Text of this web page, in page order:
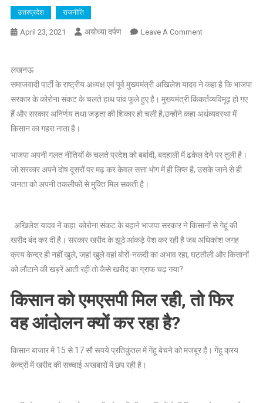
उत्तरप्रदेश राजनीति
April 23, 2021 अयोध्या दर्पण Leave A CommentOn
को
देखने
की
मुख्यमंत्री
को
-अखिलेश
लखनऊ
समाजवादी पार्टी के राष्ट्रीय अध्यक्ष एवं पूर्व मुख्यमंत्री अखिलेश यादव ने कहा है कि भाजपा
सरकार के कोरोना संकट के चलते हाथ पांव फूले हुए है। मुख्यमंत्री किंकर्तव्यविमूढ़ हो गए
हैं और सरकार अनिर्णय तथा जड़ता की शिकार हो चली है,उन्होंने कहा अर्थव्यवस्था में
किसान का गहरा नाता है।
भाजपा अपनी गलत नीतियों के चलते प्रदेश को बर्बादी, बदहाली में ढकेल देने पर तुली है।
जो सरकार अपने दोष दूसरों पर मढ़ कर केवल सत्ता भोग में ही लिप्त है, उसके जाने से ही
जनता को अपनी तकलीफों से मुक्ति मिल सकती है।
अखिलेश यादव नेे कहा कोरोना संकट के बहाने भाजपा सरकार ने किसानों से गेहूं की
खरीद बंद कर दी है। सरकार खरीद के झूठे आंकड़े पेश कर रही है जब अधिकांश जगह
क्रय केन्द्र ही नहीं खुले, जहां खुले वहां बोरों-नकदी का अभाव रहा, घटतौली और किसानों
को लौटाने की खब़रें आती रहीं तो कैसे खरीद का ग्राफ चढ़ गया?
किसान को एमएसपी मिल रही, तो फिर
वह आंदोलन क्यों कर रहा है?
किसान बाजार में 15 से 17 सौ रूपये प्रतिकुंतल में गेंहू बेचने को मजबूर है। गेंहू क्रय
केन्द्रों में खरीद की सच्चाई अखबारों में छप रही है।